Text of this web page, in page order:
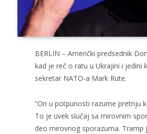
BERLIN – Američki predsednik
kad je reč o ratu u Ukrajini i jedini
sekretar NATO-a Mark Rute.
“On u potpunosti razume pretnju
To je uvek slučaj sa mirovnim
deo mirovnog sporazuma. Tramp